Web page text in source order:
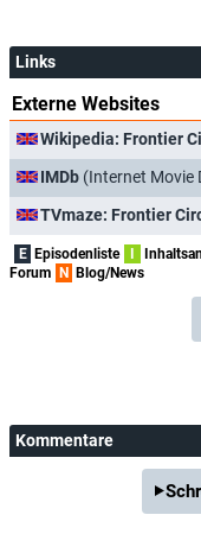
Links
Externe Websites
Wikipedia: Frontier
IMDb (Internet Movie
TVmaze: Frontier
E Episodenliste I
Forum N Blog/News
Kommentare